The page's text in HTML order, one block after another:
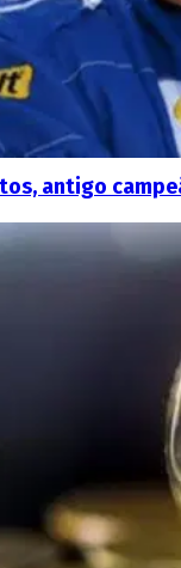
antigo